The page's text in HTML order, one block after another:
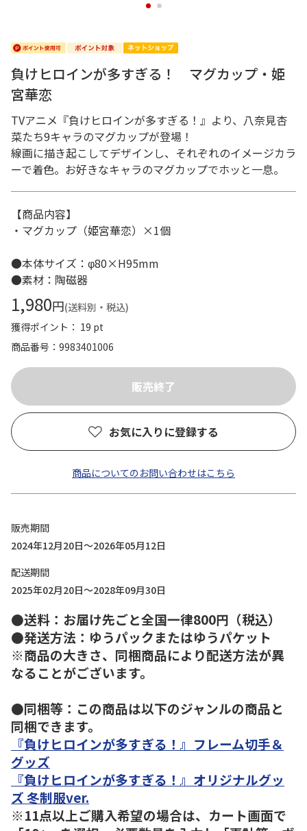
1 2
負けヒロインが多すぎる！ マグカップ・姫
宮華恋
TVアニメ『負けヒロインが多すぎる！』より、八奈見杏
菜たち9キャラのマグカップが登場！
線画に描き起こしてデザインし、それぞれのイメージカラ
ーで着色。お好きなキャラのマグカップでホッと一息。
【商品内容】
・マグカップ（姫宮華恋）×1個
●本体サイズ：φ80×H95mm
●素材：陶磁器
1,980円(送料別・税込)
獲得ポイント： 19 pt
商品番号
9983401006
お気に入りに登録する
商品についてのお問い合わせはこちら
販売期間
2024年12月20日～2026年05月12日
配送期間
2025年02月20日～2028年09月30日
●送料：お届け先ごと全国一律800円（税込）
●発送方法：ゆうパックまたはゆうパケット
※商品の大きさ、同梱商品により配送方法が異
なることがございます。
●同梱等：この商品は以下のジャンルの商品と
同梱できます。
『負けヒロインが多すぎる！』フレーム切手＆
グッズ
『負けヒロインが多すぎる！』オリジナルグッ
ズ 冬制服ver.
※11点以上ご購入希望の場合は、カート画面で